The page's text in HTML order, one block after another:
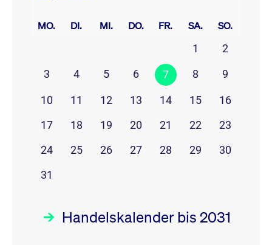
MO. DI. MI. DO. FR. SA. SO.
1
2
3
4 5 6 7 8 9
10 11 12 13 14 15
16
17
18 19 20 21 22
23
24
25 26 27 28 29
30
31
Handelskalender bis 2031